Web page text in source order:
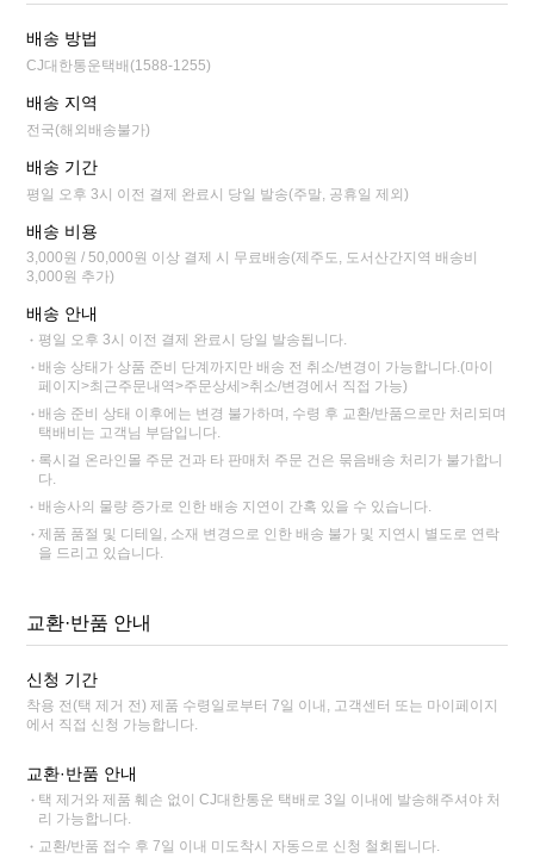
배송 방법
CJ대한통운택배(1588-1255)
배송 지역
전국(해외배송불가)
배송 기간
평일 오후 3시 이전 결제 완료시 당일 발송(주말, 공휴일 제외)
배송 비용
3,000원 / 50,000원 이상 결제 시 무료배송(제주도, 도서산간지역 배송비
3,000원 추가)
배송 안내
평일 오후 3시 이전 결제 완료시 당일 발송됩니다.
배송 상태가 상품 준비 단계까지만 배송 전 취소/변경이 가능합니다.(마이
페이지>최근주문내역>주문상세>취소/변경에서 직접 가능)
배송 준비 상태 이후에는 변경 불가하며, 수령 후 교환/반품으로만 처리되며
택배비는 고객님 부담입니다.
록시걸 온라인몰 주문 건과 타 판매처 주문 건은 묶음배송 처리가 불가합니
다.
배송사의 물량 증가로 인한 배송 지연이 간혹 있을 수 있습니다.
제품 품절 및 디테일, 소재 변경으로 인한 배송 불가 및 지연시 별도로 연락
을 드리고 있습니다.
교환·반품 안내
신청 기간
착용 전(택 제거 전) 제품 수령일로부터 7일 이내, 고객센터 또는 마이페이지
에서 직접 신청 가능합니다.
교환·반품 안내
택 제거와 제품 훼손 없이 CJ대한통운 택배로 3일 이내에 발송해주셔야 처
리 가능합니다.
교환/반품 접수 후 7일 이내 미도착시 자동으로 신청 철회됩니다.